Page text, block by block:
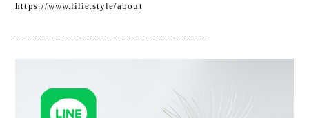
https://www.lilie.style/about
-------------------------------------------------------